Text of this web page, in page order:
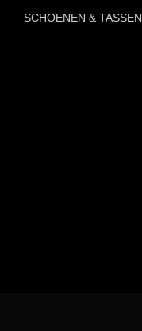
SCHOENEN & TASSEN